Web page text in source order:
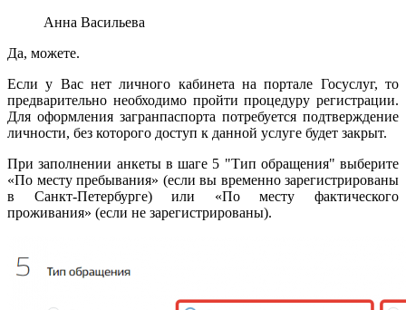
Анна Васильева
Да, можете.
Если у Вас нет личного кабинета на портале Госуслуг, то
предварительно необходимо пройти процедуру регистрации.
Для оформления загранпаспорта потребуется подтверждение
личности, без которого доступ к данной услуге будет закрыт.
При заполнении анкеты в шаге 5 "Тип обращения" выберите
«По месту пребывания» (если вы временно зарегистрированы
в Санкт-Петербурге) или «По месту фактического
проживания» (если не зарегистрированы).